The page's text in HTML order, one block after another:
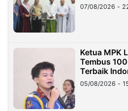
07/08/2026 -
Ketua MPK
Tembus
Terbaik
05/08/2026 -